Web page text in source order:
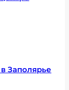
Заполярье